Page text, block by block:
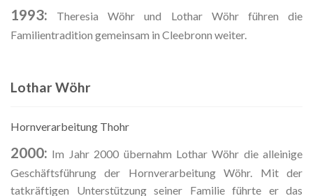
1993: Theresia Wöhr und Lothar Wöhr führen die
Familientradition gemeinsam in Cleebronn weiter.
Lothar Wöhr
Hornverarbeitung Thohr
2000: Im Jahr 2000 übernahm Lothar Wöhr die alleinige
Geschäftsführung der Hornverarbeitung Wöhr. Mit der
tatkräftigen Unterstützung seiner Familie führte er das